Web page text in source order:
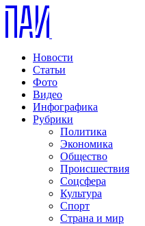
Новости
Статьи
Фото
Видео
Инфографика
Рубрики
Политика
Экономика
Общество
Происшествия
Соцсфера
Культура
Спорт
Страна и мир